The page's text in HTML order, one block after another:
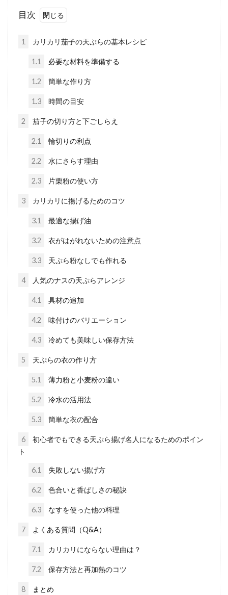
目次
1 カリカリ茄子の天ぷらの基本レシピ
1.1 必要な材料を準備する
1.2 簡単な作り方
1.3 時間の目安
2 茄子の切り方と下ごしらえ
2.1 輪切りの利点
2.2 水にさらす理由
2.3 片栗粉の使い方
3 カリカリに揚げるためのコツ
3.1 最適な揚げ油
3.2 衣がはがれないための注意点
3.3 天ぷら粉なしでも作れる
4 人気のナスの天ぷらアレンジ
4.1 具材の追加
4.2 味付けのバリエーション
4.3 冷めても美味しい保存方法
5 天ぷらの衣の作り方
5.1 薄力粉と小麦粉の違い
5.2 冷水の活用法
5.3 簡単な衣の配合
6
初心者でもできる天ぷら揚げ名人になるためのポイン
ト
6.1 失敗しない揚げ方
6.2 色合いと香ばしさの秘訣
6.3 なすを使った他の料理
7 よくある質問（Q&A）
7.1 カリカリにならない理由は？
7.2 保存方法と再加熱のコツ
8 まとめ